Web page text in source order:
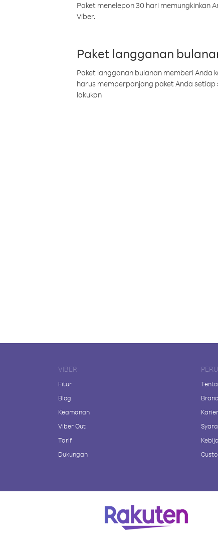
Paket menelepon 30 hari memungkinkan
Viber.
Paket langganan
Paket langganan bulanan memberi Anda
harus memperpanjang paket Anda
lakukan
VIBER
Fitur
Blog
Keamanan
Viber Out
Tarif
Dukungan
Karier